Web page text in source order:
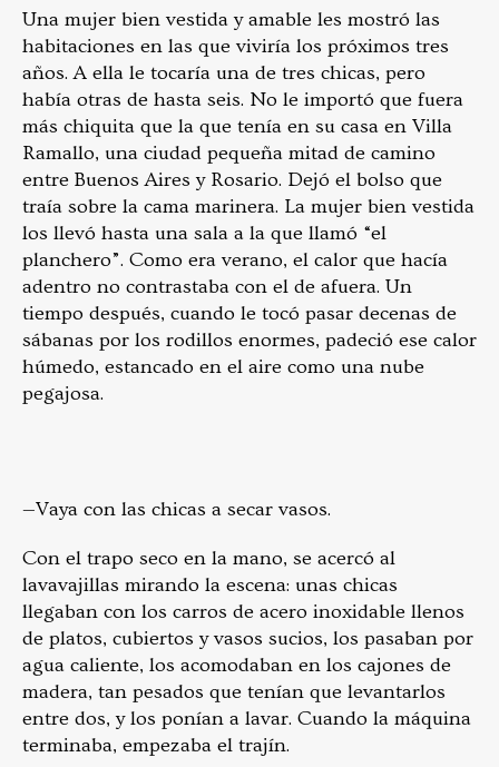
Una mujer bien vestida y amable les mostró las
habitaciones en las que viviría los próximos tres
años. A ella le tocaría una de tres chicas, pero
había otras de hasta seis. No le importó que fuera
más chiquita que la que tenía en su casa en Villa
Ramallo, una ciudad pequeña mitad de camino
entre Buenos Aires y Rosario. Dejó el bolso que
traía sobre la cama marinera. La mujer bien vestida
los llevó hasta una sala a la que llamó “el
planchero”. Como era verano, el calor que hacía
adentro no contrastaba con el de afuera. Un
tiempo después, cuando le tocó pasar decenas de
sábanas por los rodillos enormes, padeció ese calor
húmedo, estancado en el aire como una nube
pegajosa.
—Vaya con las chicas a secar vasos.
Con el trapo seco en la mano, se acercó al
lavavajillas mirando la escena: unas chicas
llegaban con los carros de acero inoxidable llenos
de platos, cubiertos y vasos sucios, los pasaban por
agua caliente, los acomodaban en los cajones de
madera, tan pesados que tenían que levantarlos
entre dos, y los ponían a lavar. Cuando la máquina
terminaba, empezaba el trajín.